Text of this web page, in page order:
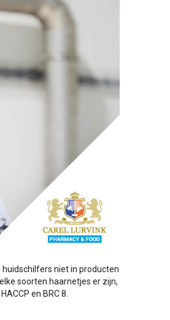
niet in producten
soorten haarnetjes er zijn,
en BRC 8.